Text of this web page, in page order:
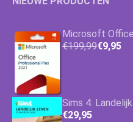
Microsoft
€199,99€9,95
Sims 4:
€29,95